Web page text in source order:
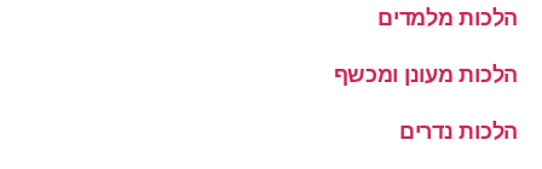
הלכות מלמדים
הלכות מעונן ומכשף
הלכות נדרים